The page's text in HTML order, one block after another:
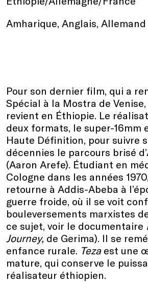
Amharique, Anglais, Allemand
Pour son dernier film, qui a
Spécial à la Mostra de
revient en Éthiopie. Le
deux formats, le super-16mm
Haute Définition, pour suivre
décennies le parcours brisé
(Aaron Arefe). Étudiant en
Cologne dans les années
retourne à Addis-Abeba à
guerre froide, où il se voit
bouleversements marxistes
ce sujet, voir le documentaire
Journey, de Gerima). Il se
enfance rurale. Teza est une
mature, qui conserve le
réalisateur éthiopien.